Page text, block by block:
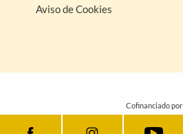
Aviso de Cookies
Cofinanciado por